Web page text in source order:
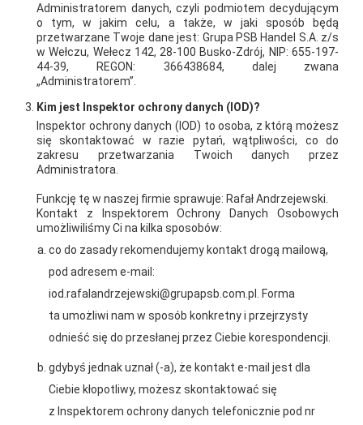
2026-01-15
Grupa PSB Handel S.A.
gra z WOŚP. Powstała
firmowa eSkarbonka na
rzecz gastroenterologii
dziecięcej
2026-01-12
Zacisze S.A. dołącza do
Grupy PSB. Sieć kończy
rok strategicznym
rebrandingu
Administratorem danych, czyli podmiotem decydującym
o tym, w jakim celu, a także, w jaki sposób będą
przetwarzane Twoje dane jest: Grupa PSB Handel S.A. z/s
w Wełczu, Wełecz 142, 28-100 Busko-Zdrój, NIP: 655-197-
44-39, REGON: 366438684, dalej zwana
„Administratorem”.
Kim jest Inspektor ochrony danych (IOD)?
Inspektor ochrony danych (IOD) to osoba, z którą możesz
się skontaktować w razie pytań, wątpliwości, co do
zakresu przetwarzania Twoich danych przez
Administratora.
Funkcję tę w naszej firmie sprawuje: Rafał Andrzejewski.
Kontakt z Inspektorem Ochrony Danych Osobowych
umożliwiliśmy Ci na kilka sposobów:
co do zasady rekomendujemy kontakt drogą mailową,
pod adresem e-mail:
iod.rafalandrzejewski@grupapsb.com.pl. Forma
ta umożliwi nam w sposób konkretny i przejrzysty
odnieść się do przesłanej przez Ciebie korespondencji.
gdybyś jednak uznał (-a), że kontakt e-mail jest dla
Ciebie kłopotliwy, możesz skontaktować się
z Inspektorem ochrony danych telefonicznie pod nr